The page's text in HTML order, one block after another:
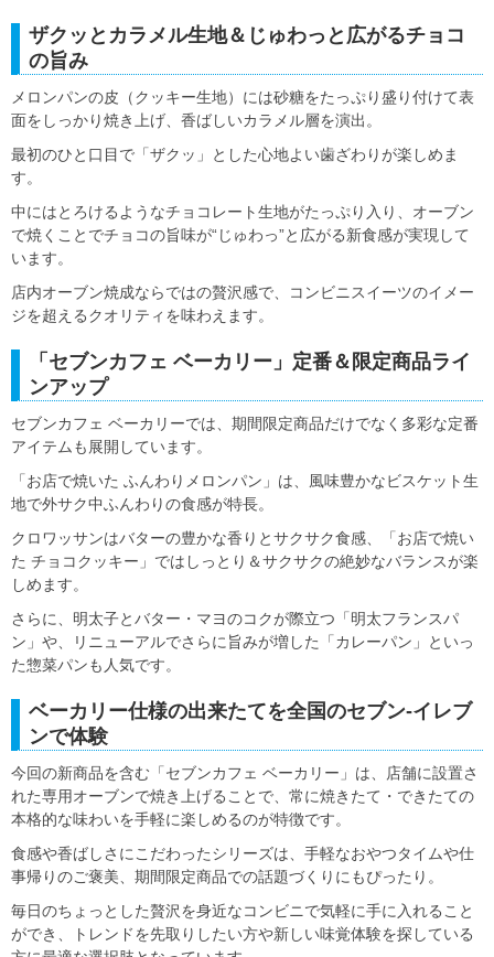
ザクッとカラメル生地＆じゅわっと広がるチョコ
の旨み
メロンパンの皮（クッキー生地）には砂糖をたっぷり盛り付けて表
面をしっかり焼き上げ、香ばしいカラメル層を演出。
最初のひと口目で「ザクッ」とした心地よい歯ざわりが楽しめま
す。
中にはとろけるようなチョコレート生地がたっぷり入り、オーブン
で焼くことでチョコの旨味が“じゅわっ”と広がる新食感が実現して
います。
店内オーブン焼成ならではの贅沢感で、コンビニスイーツのイメー
ジを超えるクオリティを味わえます。
「セブンカフェ ベーカリー」定番＆限定商品ライ
ンアップ
セブンカフェ ベーカリーでは、期間限定商品だけでなく多彩な定番
アイテムも展開しています。
「お店で焼いた ふんわりメロンパン」は、風味豊かなビスケット生
地で外サク中ふんわりの食感が特長。
クロワッサンはバターの豊かな香りとサクサク食感、「お店で焼い
た チョコクッキー」ではしっとり＆サクサクの絶妙なバランスが楽
しめます。
さらに、明太子とバター・マヨのコクが際立つ「明太フランスパ
ン」や、リニューアルでさらに旨みが増した「カレーパン」といっ
た惣菜パンも人気です。
ベーカリー仕様の出来たてを全国のセブン‐イレブ
ンで体験
今回の新商品を含む「セブンカフェ ベーカリー」は、店舗に設置さ
れた専用オーブンで焼き上げることで、常に焼きたて・できたての
本格的な味わいを手軽に楽しめるのが特徴です。
食感や香ばしさにこだわったシリーズは、手軽なおやつタイムや仕
事帰りのご褒美、期間限定商品での話題づくりにもぴったり。
毎日のちょっとした贅沢を身近なコンビニで気軽に手に入れること
ができ、トレンドを先取りしたい方や新しい味覚体験を探している